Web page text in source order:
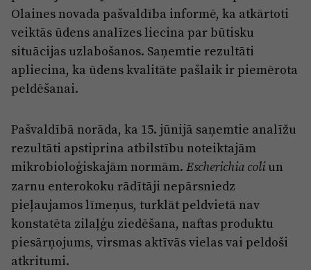
Jūrmala
Par laikrakstu
Privātuma politika
Ētikas kodekss
Pārredzamības paziņojumi
Sludinājumi
Olaines novada pašvaldība informē, ka atkārtoti
veiktās ūdens analīzes liecina par būtisku
situācijas uzlabošanos. Saņemtie rezultāti
apliecina, ka ūdens kvalitāte pašlaik ir piemērota
peldēšanai.
Pašvaldībā norāda, ka 15. jūnijā saņemtie analīžu
rezultāti apstiprina atbilstību noteiktajām
mikrobioloģiskajām normām. Escherichia coliun
zarnu enterokoku rādītāji nepārsniedz
pieļaujamos līmeņus, turklāt peldvietā nav
konstatēta zilaļģu ziedēšana, naftas produktu
piesārņojums, virsmas aktīvās vielas vai peldoši
atkritumi.